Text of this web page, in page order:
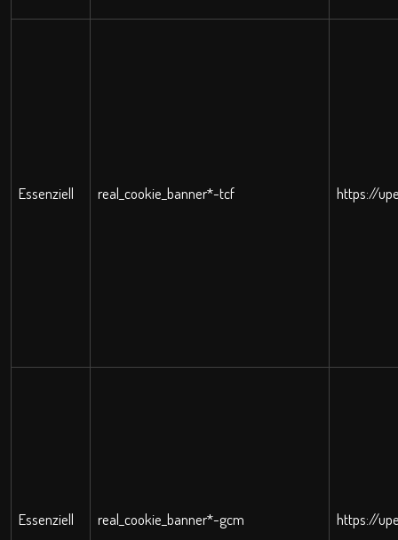
Essenziell real_cookie_banner*-tcf https://
Essenziell real_cookie_banner*-gcm https://